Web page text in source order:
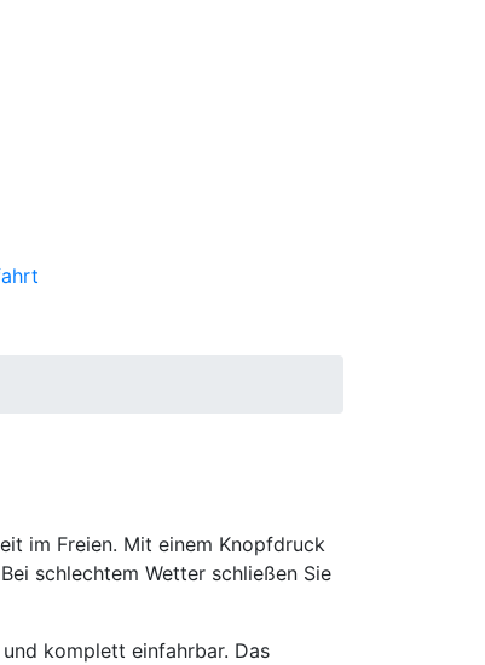
im Freien. Mit einem Knopfdruck
schlechtem Wetter schließen Sie
komplett einfahrbar. Das